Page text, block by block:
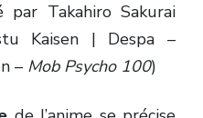
Takahiro Sakurai
Kaisen | Despa –
– Mob Psycho 100)